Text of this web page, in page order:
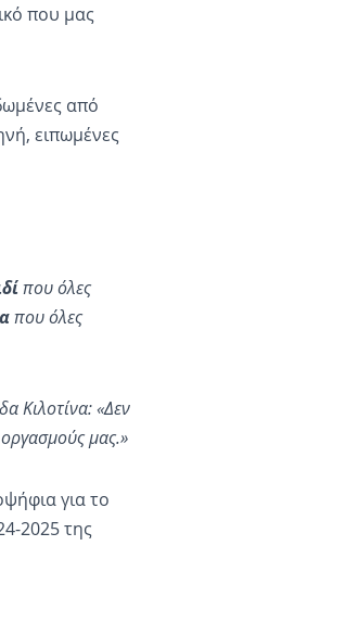
που μας
από
ειπωμένες
που όλες
που όλες
Κιλοτίνα: «Δεν
μας.»
για το
2025 της